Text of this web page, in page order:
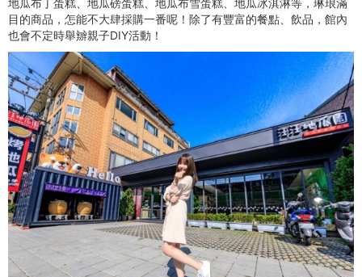
网
站
目的商品，怎能不大肆採購一番呢！除了有豐富的餐點、飲品，館內
也會不定時舉辧親子DIY活動！